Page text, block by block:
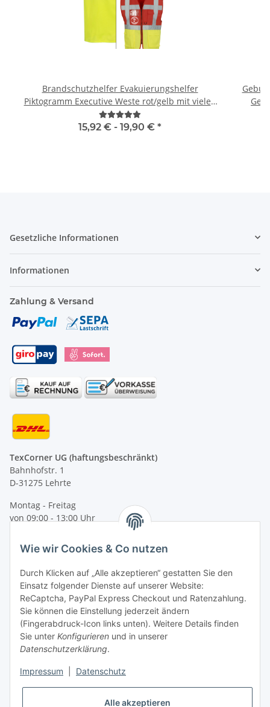
Brandschutzhelfer Evakuierungshelfer
Piktogramm Executive Weste rot/gelb mit vielen
Taschen S-3XL
15,92 € - 19,90 € *
Gesetzliche Informationen
Informationen
Zahlung & Versand
TexCorner UG (haftungsbeschränkt)
Bahnhofstr. 1
D-31275 Lehrte
Montag - Freitag
von 09:00 - 13:00 Uhr
Tel: +49 (0) 5132 8230689
E-Mail:mail@texcorner.de
Vertrag widerrufen
Wie wir Cookies & Co nutzen
Durch Klicken auf „Alle akzeptieren“ gestatten Sie den
Einsatz folgender Dienste auf unserer Website:
ReCaptcha, PayPal Express Checkout und Ratenzahlung.
Sie können die Einstellung jederzeit ändern
(Fingerabdruck-Icon links unten). Weitere Details finden
Sie unter Konfigurieren und in unserer
Datenschutzerklärung.
Impressum Datenschutz
Alle akzeptieren